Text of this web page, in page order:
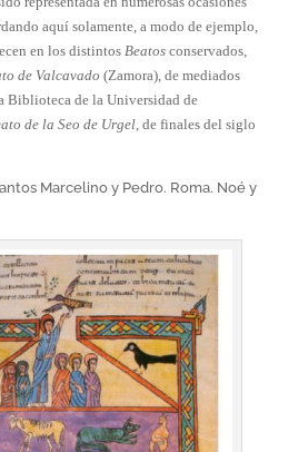
aquí solamente, a modo de ejemplo,
en los distintos Beatos conservados,
de Valcavado (Zamora), de mediados
Biblioteca de la Universidad de
de la Seo de Urgel, de finales del siglo
Marcelino y Pedro. Roma. Noé y